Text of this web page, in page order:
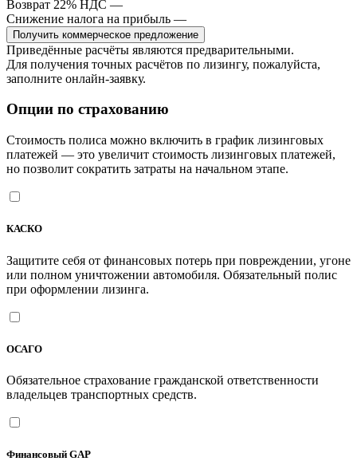
Возврат 22% НДС —
Снижение налога на прибыль —
Получить коммерческое предложение
Приведённые расчёты являются предварительными.
Для получения точных расчётов по лизингу, пожалуйста,
заполните онлайн-заявку.
Опции по страхованию
Стоимость полиса можно включить в график лизинговых
платежей — это увеличит стоимость лизинговых платежей,
но позволит сократить затраты на начальном этапе.
КАСКО
Защитите себя от финансовых потерь при повреждении, угоне
или полном уничтожении автомобиля. Обязательный полис
при оформлении лизинга.
ОСАГО
Обязательное страхование гражданской ответственности
владельцев транспортных средств.
Финансовый GAP